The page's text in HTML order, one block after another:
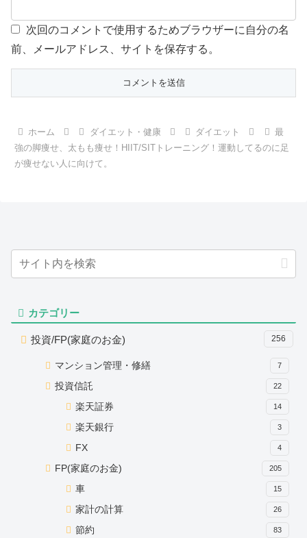
次回のコメントで使用するためブラウザーに自分の名
前、メールアドレス、サイトを保存する。
ホーム ダイエット・健康 ダイエット
最
強の脚痩せ、太もも痩せ！HIIT/SITトレーニング！運動してるのに足
が痩せない人に向けて。
カテゴリー
投資/FP(家庭のお金) 256
マンション管理・修繕 7
投資信託 22
楽天証券 14
楽天銀行 3
FX 4
FP(家庭のお金) 205
車 15
家計の計算 26
節約 83